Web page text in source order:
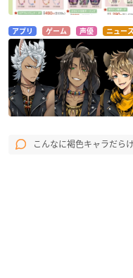
アプリ ゲーム 声優 ニュース
こんなに褐色キャラだら